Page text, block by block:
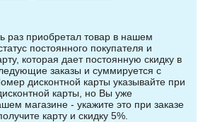
раз приобретал товар в нашем
постоянного покупателя и
которая дает постоянную скидку в
заказы и суммируется с
дисконтной карты указывайте при
карты, но Вы уже
магазине - укажите это при заказе
карту и скидку 5%.